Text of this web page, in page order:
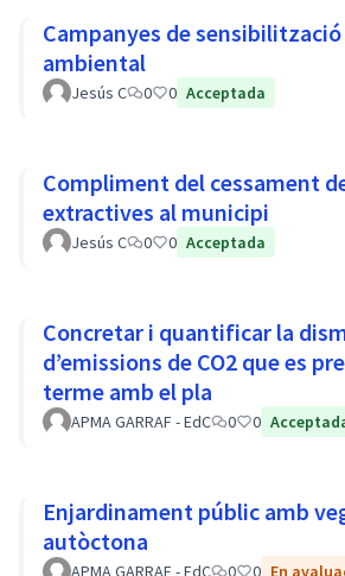
Campanyes de
ambiental
Jesús C 0 0 Acceptada
Compliment del cessament
extractives al municipi
Jesús C 0 0 Acceptada
Concretar i quantificar la
d’emissions de CO2 que es
terme amb el pla
APMA GARRAF - EdC 0 0
Enjardinament públic amb
autòctona
APMA GARRAF - EdC 0 0 En